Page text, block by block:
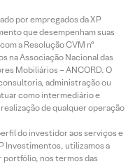
por empregados da XP
que desempenham suas
a Resolução CVM nº
na Associação Nacional das
Mobiliários – ANCORD. O
administração ou
como intermediário e
de qualquer operação
do investidor aos serviços e
Investimentos, utilizamos a
portfólio, nos termos das